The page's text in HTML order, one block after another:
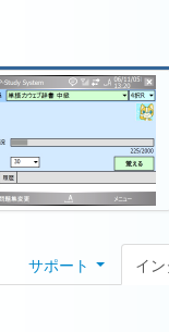
サポート イ